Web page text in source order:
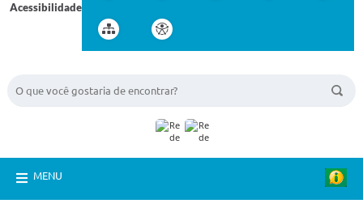
Acessibilidade
MENU